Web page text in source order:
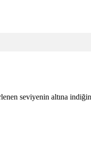
seviyenin altına